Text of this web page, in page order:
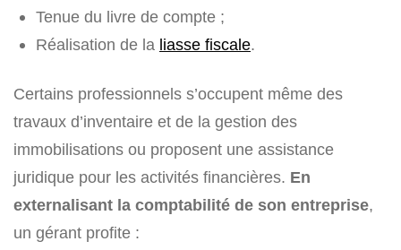
Tenue du livre de compte ;
Réalisation de la liasse fiscale.
Certains professionnels s’occupent même des
travaux d’inventaire et de la gestion des
immobilisations ou proposent une assistance
juridique pour les activités financières. En
externalisant la comptabilité de son entreprise,
un gérant profite :